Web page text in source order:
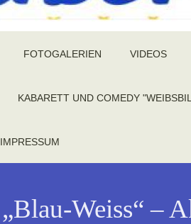
FOTOGALERIEN VIDEOS
KABARETT UND COMEDY
IMPRESSUM
„Blau-Weiss“ –